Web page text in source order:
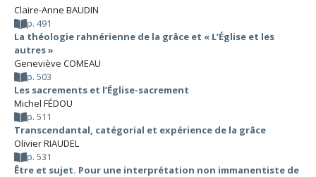
Claire-Anne BAUDIN
p. 491
La théologie rahnérienne de la grâce et « L’Église et les
autres »
Geneviève COMEAU
p. 503
Les sacrements et l’Église-sacrement
Michel FÉDOU
p. 511
Transcendantal, catégorial et expérience de la grâce
Olivier RIAUDEL
p. 531
Être et sujet. Pour une interprétation non immanentiste de